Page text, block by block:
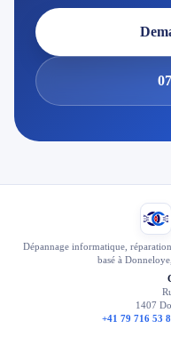
Dépannage informatique,
basé à
1407
+41 79 716 53